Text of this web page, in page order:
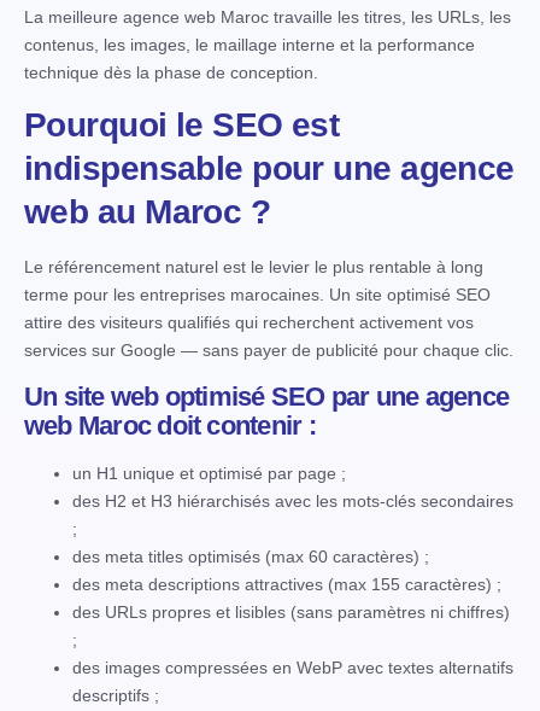
La meilleure agence web Maroc travaille les titres, les URLs, les
contenus, les images, le maillage interne et la performance
technique dès la phase de conception.
Pourquoi le SEO est
indispensable pour une agence
web au Maroc ?
Le référencement naturel est le levier le plus rentable à long
terme pour les entreprises marocaines. Un site optimisé SEO
attire des visiteurs qualifiés qui recherchent activement vos
services sur Google — sans payer de publicité pour chaque clic.
Un site web optimisé SEO par une agence
web Maroc doit contenir :
un H1 unique et optimisé par page ;
des H2 et H3 hiérarchisés avec les mots-clés secondaires
;
des meta titles optimisés (max 60 caractères) ;
des meta descriptions attractives (max 155 caractères) ;
des URLs propres et lisibles (sans paramètres ni chiffres)
;
des images compressées en WebP avec textes alternatifs
descriptifs ;